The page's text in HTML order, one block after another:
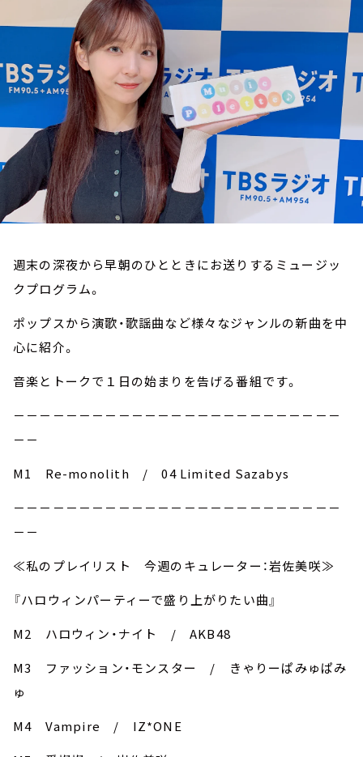
お知らせ
イベント・グッズ
YouTube
会社情報
週末の深夜から早朝のひとときにお送りするミュージッ
クプログラム。
ポップスから演歌・歌謡曲など様々なジャンルの新曲を中
心に紹介。
音楽とトークで１日の始まりを告げる番組です。
－－－－－－－－－－－－－－－－－－－－－－－－－
－－
M1 Re-monolith / 04 Limited Sazabys
－－－－－－－－－－－－－－－－－－－－－－－－－
－－
≪私のプレイリスト 今週のキュレーター：岩佐美咲≫
『ハロウィンパーティーで盛り上がりたい曲』
M2 ハロウィン・ナイト / AKB48
M3 ファッション・モンスター / きゃりーぱみゅぱみ
ゅ
M4 Vampire / IZ*ONE